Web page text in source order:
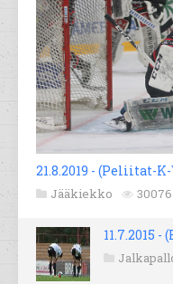
21.8.2019 - (Peliitat-
Jääkiekko 30076
11.7.2015 -